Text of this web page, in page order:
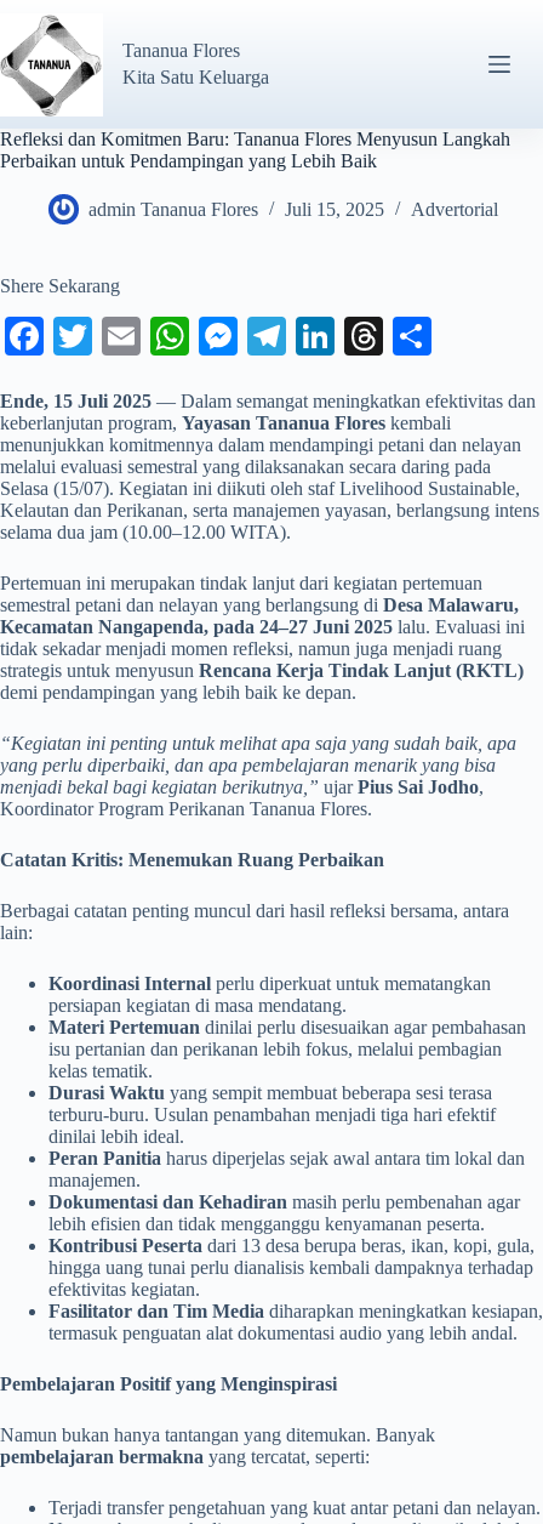
Tananua Flores
Kita Satu Keluarga
Refleksi dan Komitmen Baru: Tananua Flores Menyusun Langkah
Perbaikan untuk Pendampingan yang Lebih Baik
admin Tananua Flores Juli 15, 2025 Advertorial
Shere Sekarang
Fa
bo
ok
T
tte
r
E
ail
W
ts
A
pp
M
se
ng
er
Te
gr
a
m
Li
ed
In
T
ea
ds
re
Ende, 15 Juli 2025 — Dalam semangat meningkatkan efektivitas dan
keberlanjutan program, Yayasan Tananua Flores kembali
menunjukkan komitmennya dalam mendampingi petani dan nelayan
melalui evaluasi semestral yang dilaksanakan secara daring pada
Selasa (15/07). Kegiatan ini diikuti oleh staf Livelihood Sustainable,
Kelautan dan Perikanan, serta manajemen yayasan, berlangsung intens
selama dua jam (10.00–12.00 WITA).
Pertemuan ini merupakan tindak lanjut dari kegiatan pertemuan
semestral petani dan nelayan yang berlangsung di Desa Malawaru,
Kecamatan Nangapenda, pada 24–27 Juni 2025 lalu. Evaluasi ini
tidak sekadar menjadi momen refleksi, namun juga menjadi ruang
strategis untuk menyusun Rencana Kerja Tindak Lanjut (RKTL)
demi pendampingan yang lebih baik ke depan.
“Kegiatan ini penting untuk melihat apa saja yang sudah baik, apa
yang perlu diperbaiki, dan apa pembelajaran menarik yang bisa
menjadi bekal bagi kegiatan berikutnya,” ujarPius Sai Jodho,
Koordinator Program Perikanan Tananua Flores.
Catatan Kritis: Menemukan Ruang Perbaikan
Berbagai catatan penting muncul dari hasil refleksi bersama, antara
lain:
Koordinasi Internal perlu diperkuat untuk mematangkan
persiapan kegiatan di masa mendatang.
Materi Pertemuan dinilai perlu disesuaikan agar pembahasan
isu pertanian dan perikanan lebih fokus, melalui pembagian
kelas tematik.
Durasi Waktu yang sempit membuat beberapa sesi terasa
terburu-buru. Usulan penambahan menjadi tiga hari efektif
dinilai lebih ideal.
Peran Panitia harus diperjelas sejak awal antara tim lokal dan
manajemen.
Dokumentasi dan Kehadiran masih perlu pembenahan agar
lebih efisien dan tidak mengganggu kenyamanan peserta.
Kontribusi Peserta dari 13 desa berupa beras, ikan, kopi, gula,
hingga uang tunai perlu dianalisis kembali dampaknya terhadap
efektivitas kegiatan.
Fasilitator dan Tim Media diharapkan meningkatkan kesiapan,
termasuk penguatan alat dokumentasi audio yang lebih andal.
Pembelajaran Positif yang Menginspirasi
Namun bukan hanya tantangan yang ditemukan. Banyak
pembelajaran bermakna yang tercatat, seperti:
Terjadi transfer pengetahuan yang kuat antar petani dan nelayan.